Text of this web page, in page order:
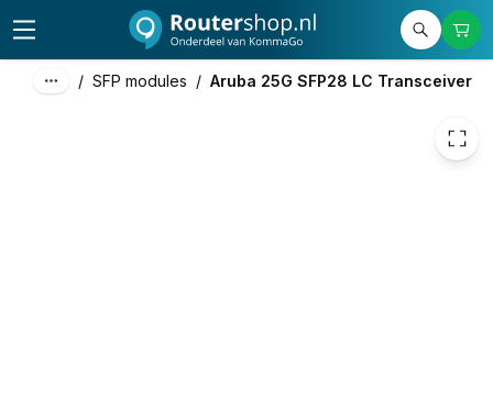
/ SFP modules / Aruba 25G SFP28 LC Transceiver
1.079,74 excl. btw
1.306,49 incl. btw